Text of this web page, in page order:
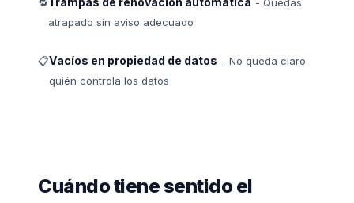
atrapado sin aviso adecuado
📋Vacíos en propiedad de datos - No queda claro
quién controla los datos
Cuándo tiene sentido el